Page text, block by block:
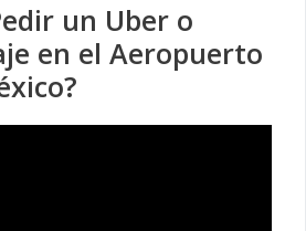
un Uber o
en el Aeropuerto